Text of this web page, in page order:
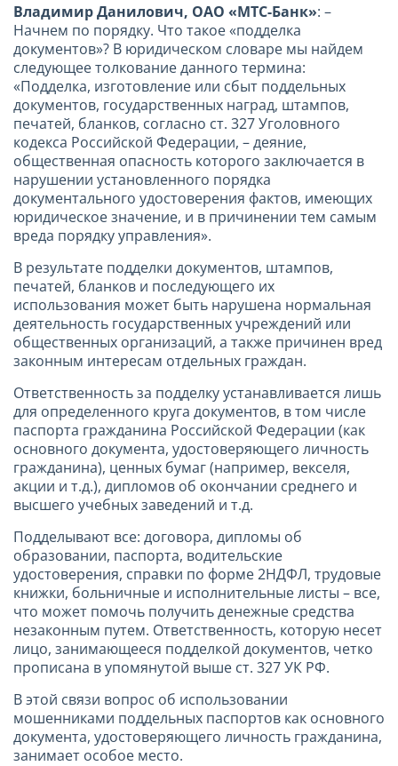
Владимир Данилович, ОАО «МТС-Банк»: –
Начнем по порядку. Что такое «подделка
документов»? В юридическом словаре мы найдем
следующее толкование данного термина:
«Подделка, изготовление или сбыт поддельных
документов, государственных наград, штампов,
печатей, бланков, согласно ст. 327 Уголовного
кодекса Российской Федерации, – деяние,
общественная опасность которого заключается в
нарушении установленного порядка
документального удостоверения фактов, имеющих
юридическое значение, и в причинении тем самым
вреда порядку управления».
В результате подделки документов, штампов,
печатей, бланков и последующего их
использования может быть нарушена нормальная
деятельность государственных учреждений или
общественных организаций, а также причинен вред
законным интересам отдельных граждан.
Ответственность за подделку устанавливается лишь
для определенного круга документов, в том числе
паспорта гражданина Российской Федерации (как
основного документа, удостоверяющего личность
гражданина), ценных бумаг (например, векселя,
акции и т.д.), дипломов об окончании среднего и
высшего учебных заведений и т.д.
Подделывают все: договора, дипломы об
образовании, паспорта, водительские
удостоверения, справки по форме 2НДФЛ, трудовые
книжки, больничные и исполнительные листы – все,
что может помочь получить денежные средства
незаконным путем. Ответственность, которую несет
лицо, занимающееся подделкой документов, четко
прописана в упомянутой выше ст. 327 УК РФ.
В этой связи вопрос об использовании
мошенниками поддельных паспортов как основного
документа, удостоверяющего личность гражданина,
занимает особое место.